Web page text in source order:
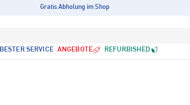
Gratis Abholung im Shop
BESTER SERVICE ANGEBOTE REFURBISHED